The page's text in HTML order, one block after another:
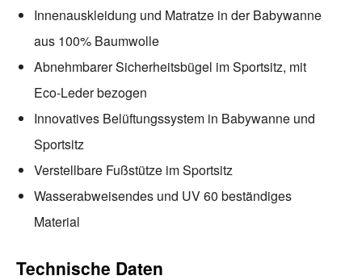
Innenauskleidung und Matratze in der Babywanne
aus 100% Baumwolle
Abnehmbarer Sicherheitsbügel im Sportsitz, mit
Eco-Leder bezogen
Innovatives Belüftungssystem in Babywanne und
Sportsitz
Verstellbare Fußstütze im Sportsitz
Wasserabweisendes und UV 60 beständiges
Material
Technische Daten